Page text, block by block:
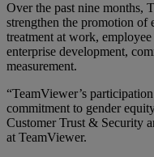
Over the past nine months,
strengthen the promotion of
treatment at work,
enterprise development,
measurement.
“TeamViewer’s
commitment to gender
Customer Trust & Security
at TeamViewer.